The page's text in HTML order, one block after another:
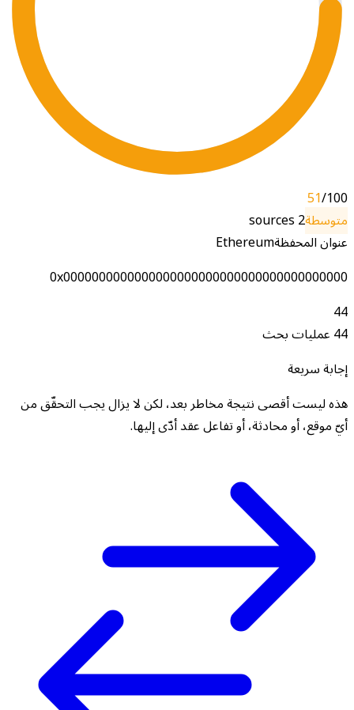
51/100
متوسطة2
عنوان المحفظةEthereum
0x0000000000000000000000000000000000000000
44
44 عمليات بحث
إجابة سريعة
هذه ليست أقصى نتيجة مخاطر بعد، لكن لا يزال يجب التحقّق من
أيّ موقع، أو محادثة، أو تفاعل عقد أدّى إليها.